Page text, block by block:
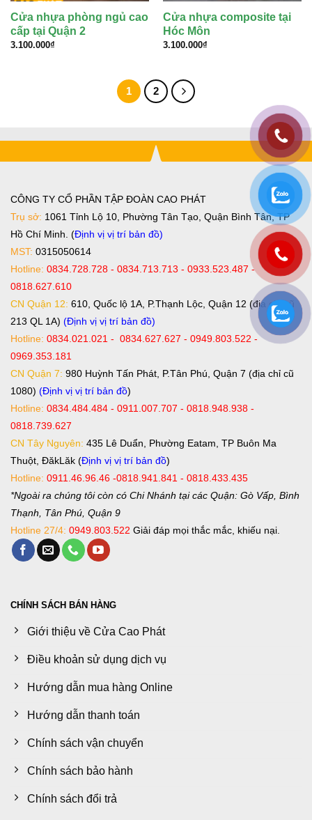
Cửa nhựa phòng ngủ cao
cấp tại Quận 2
3.100.000₫
Cửa nhựa composite tại
Hóc Môn
3.100.000₫
1 2
CÔNG TY CỔ PHẦN TẬP ĐOÀN CAO PHÁT
Trụ sở: 1061 Tỉnh Lộ 10, Phường Tân Tạo, Quận Bình Tân, TP
Hồ Chí Minh. (Định vị vị trí bản đồ)
MST: 0315050614
Hotline: 0834.728.728 - 0834.713.713 - 0933.523.487 -
0818.627.610
CN Quận 12: 610, Quốc lộ 1A, P.Thạnh Lộc, Quận 12 (địa chỉ cũ
213 QL 1A) (Định vị vị trí bản đồ)
Hotline: 0834.021.021 - 0834.627.627 - 0949.803.522 -
0969.353.181
CN Quận 7: 980 Huỳnh Tấn Phát, P.Tân Phú, Quận 7 (địa chỉ cũ
1080) (Định vị vị trí bản đồ)
Hotline: 0834.484.484 - 0911.007.707 - 0818.948.938 -
0818.739.627
CN Tây Nguyên: 435 Lê Duẩn, Phường Eatam, TP Buôn Ma
Thuột, ĐăkLăk (Định vị vị trí bản đồ)
Hotline: 0911.46.96.46 -0818.941.841 - 0818.433.435
*Ngoài ra chúng tôi còn có Chi Nhánh tại các Quận: Gò Vấp, Bình
Thạnh, Tân Phú, Quận 9
Hotline 27/4: 0949.803.522 Giải đáp mọi thắc mắc, khiếu nại.
CHÍNH SÁCH BÁN HÀNG
Giới thiệu về Cửa Cao Phát
Điều khoản sử dụng dịch vụ
Hướng dẫn mua hàng Online
Hướng dẫn thanh toán
Chính sách vận chuyển
Chính sách bảo hành
Chính sách đổi trả